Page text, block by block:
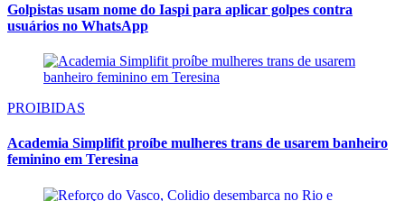
Golpistas usam nome do Iaspi para aplicar golpes contra
usuários no WhatsApp
PROIBIDAS
Academia Simplifit proíbe mulheres trans de usarem banheiro
feminino em Teresina